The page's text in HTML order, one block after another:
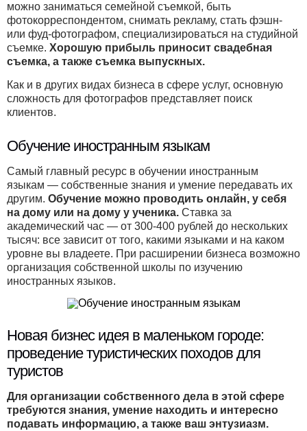
можно заниматься семейной съемкой, быть
фотокорреспондентом, снимать рекламу, стать фэшн-
или фуд-фотографом, специализироваться на студийной
съемке. Хорошую прибыль приносит свадебная
съемка, а также съемка выпускных.
Как и в других видах бизнеса в сфере услуг, основную
сложность для фотографов представляет поиск
клиентов.
Обучение иностранным языкам
Самый главный ресурс в обучении иностранным
языкам — собственные знания и умение передавать их
другим. Обучение можно проводить онлайн, у себя
на дому или на дому у ученика. Ставка за
академический час — от 300-400 рублей до нескольких
тысяч: все зависит от того, какими языками и на каком
уровне вы владеете. При расширении бизнеса возможно
организация собственной школы по изучению
иностранных языков.
Новая бизнес идея в маленьком городе:
проведение туристических походов для
туристов
Для организации собственного дела в этой сфере
требуются знания, умение находить и интересно
подавать информацию, а также ваш энтузиазм.